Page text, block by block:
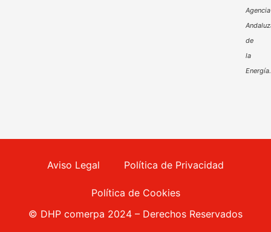
Agencia
de
la
Energía.
Aviso Legal Política de Privacidad
Política de Cookies
© DHP comerpa 2024 – Derechos Reservados